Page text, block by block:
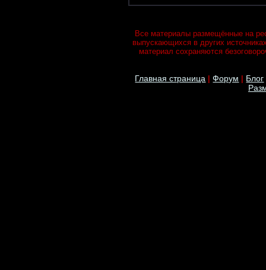
Все материалы размещённые на
выпускающихся в других
материал сохраняются
Главная страница |Форум | Блог